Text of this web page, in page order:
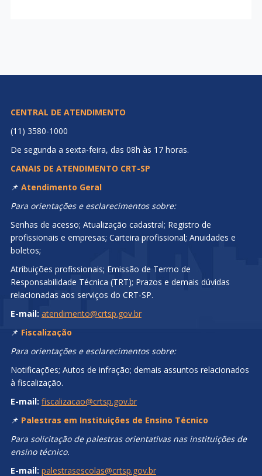
CENTRAL DE ATENDIMENTO
(11) 3580-1000
De segunda a sexta-feira, das 08h às 17 horas.
CANAIS DE ATENDIMENTO CRT-SP
📌 Atendimento Geral
Para orientações e esclarecimentos sobre:
Senhas de acesso; Atualização cadastral; Registro de
profissionais e empresas; Carteira profissional; Anuidades e
boletos;
Atribuições profissionais; Emissão de Termo de
Responsabilidade Técnica (TRT); Prazos e demais dúvidas
relacionadas aos serviços do CRT-SP.
E-mail: atendimento@crtsp.gov.br
📌 Fiscalização
Para orientações e esclarecimentos sobre:
Notificações; Autos de infração; demais assuntos relacionados
à fiscalização.
E-mail: fiscalizacao@crtsp.gov.br
📌 Palestras em Instituições de Ensino Técnico
Para solicitação de palestras orientativas nas instituições de
ensino técnico.
E-mail: palestrasescolas@crtsp.gov.br